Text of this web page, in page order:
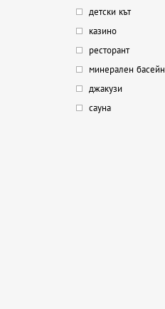
детски кът
казино
ресторант
минерален басейн
джакузи
сауна